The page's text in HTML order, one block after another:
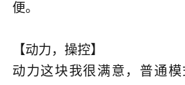
便。
【动力，操控】
动力这块我很满意，普通